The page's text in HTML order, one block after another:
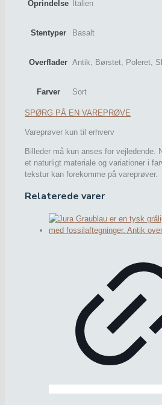
Oprindelse Italien
Stentyper Basalt
Overflader Antik, Børstet, Poleret,
Farver Sort
SPØRG PÅ EN VAREPRØVE
Vareprøver kun til erhverv
Billeder må kun anses for vejledende.
et naturligt materiale og variationer i
tekstur kan forekomme på vareprøver.
Relaterede varer